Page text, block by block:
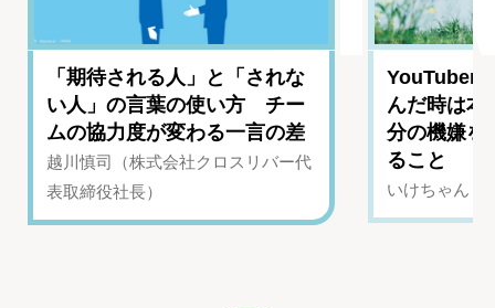
「期待される人」と「されな
い人」の言葉の使い方 チー
ムの協力度が変わる一言の差
越川慎司（株式会社クロスリバー代
表取締役社長）
YouTuber
んだ時は
分の機嫌を
ること
いけちゃん（